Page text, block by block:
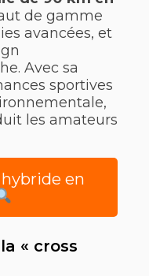
de gamme
avancées, et
Avec sa
sportives
les amateurs
en
« cross